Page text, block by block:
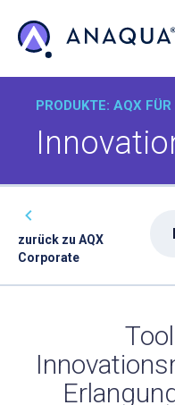
PRODUKTE: AQX
zurück zu AQX
Corporate